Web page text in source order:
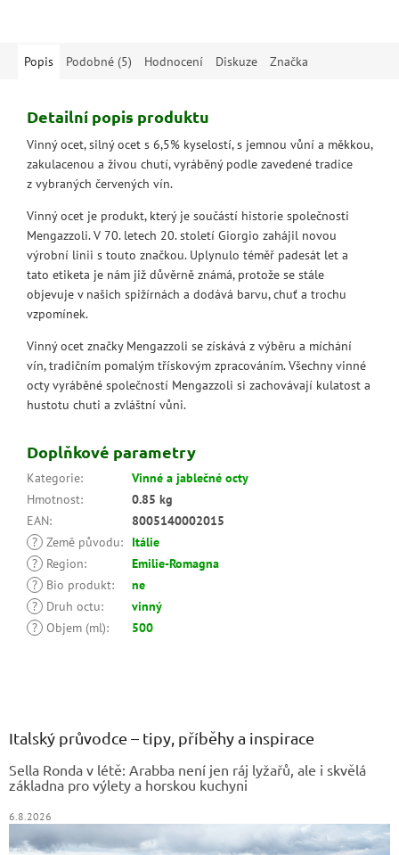
Popis
Podobné (5) Hodnocení Diskuze Značka
Detailní popis produktu
Vinný ocet, silný ocet s 6,5% kyselostí, s jemnou vůní a měkkou,
zakulacenou a živou chutí, vyráběný podle zavedené tradice
z vybraných červených vín.
Vinný ocet je produkt, který je součástí historie společnosti
Mengazzoli. V 70. letech 20. století Giorgio zahájil novou
výrobní linii s touto značkou. Uplynulo téměř padesát let a
tato etiketa je nám již důvěrně známá, protože se stále
objevuje v našich spižírnách a dodává barvu, chuť a trochu
vzpomínek.
Vinný ocet značky Mengazzoli se získává z výběru a míchání
vín, tradičním pomalým třískovým zpracováním. Všechny vinné
octy vyráběné společností Mengazzoli si zachovávají kulatost a
hustotu chuti a zvláštní vůni.
Doplňkové parametry
Kategorie:
Vinné a jablečné octy
Hmotnost:
0.85 kg
EAN:
8005140002015
? Země původu:
Itálie
?
Region:
Emilie-Romagna
?
Bio produkt:
ne
?
Druh octu:
vinný
? Objem (ml): 500
Italský průvodce – tipy, příběhy a inspirace
Sella Ronda v létě: Arabba není jen ráj lyžařů, ale i skvělá
základna pro výlety a horskou kuchyni
6.8.2026